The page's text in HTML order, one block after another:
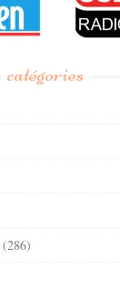
catégories
(286)